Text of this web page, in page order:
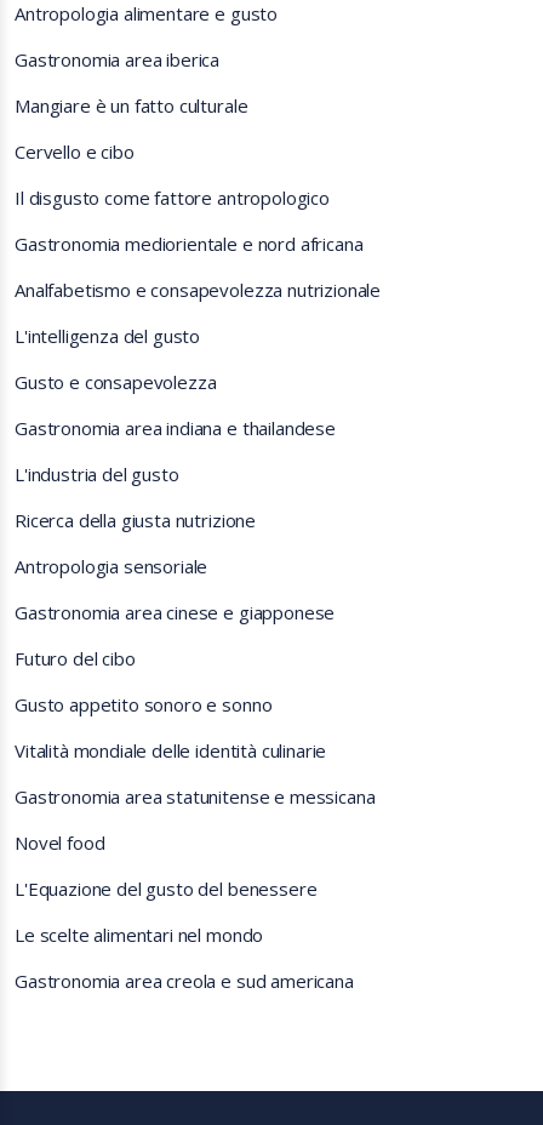
Antropologia alimentare e gusto
Gastronomia area iberica
Mangiare è un fatto culturale
Cervello e cibo
Il disgusto come fattore antropologico
Gastronomia mediorientale e nord africana
Analfabetismo e consapevolezza nutrizionale
L'intelligenza del gusto
Gusto e consapevolezza
Gastronomia area indiana e thailandese
L'industria del gusto
Ricerca della giusta nutrizione
Antropologia sensoriale
Gastronomia area cinese e giapponese
Futuro del cibo
Gusto appetito sonoro e sonno
Vitalità mondiale delle identità culinarie
Gastronomia area statunitense e messicana
Novel food
L'Equazione del gusto del benessere
Le scelte alimentari nel mondo
Gastronomia area creola e sud americana